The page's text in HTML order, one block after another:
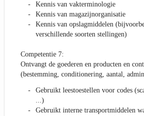
Kennis van vakterminologie
Kennis van magazijnorganisatie
Kennis van opslagmiddelen
verschillende soorten stellingen)
Competentie 7:
Ontvangt de goederen en producten en
(bestemming, conditionering, aantal,
Gebruikt leestoestellen voor codes
...)
Gebruikt interne transportmiddelen